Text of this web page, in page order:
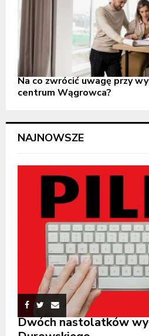
Na co zwrócić uwagę przy
centrum Wągrowca?
NAJNOWSZE
Dwóch nastolatków